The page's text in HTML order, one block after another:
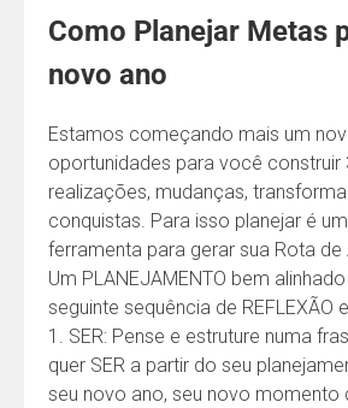
Como Planejar Metas
novo ano
Estamos começando mais um
oportunidades para você construir
realizações, mudanças,
conquistas. Para isso planejar é
ferramenta para gerar sua Rota de
Um PLANEJAMENTO bem
seguinte sequência de REFLEXÃO
1. SER: Pense e estruture numa
quer SER a partir do seu
seu novo ano, seu novo momento